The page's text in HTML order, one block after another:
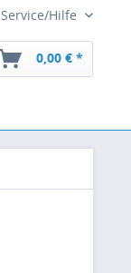
Service/Hilfe
0,00 € *